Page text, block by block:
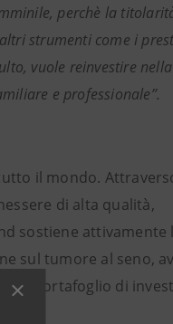
perchè la
strumenti come i
vuole reinvestire nella
e professionale”.
il mondo.
di alta qualità,
sostiene attivamente
sul tumore al seno,
del portafoglio di